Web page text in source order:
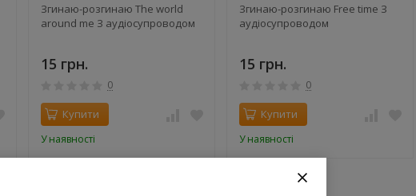
Згинаю-розгинаю The world
around me З аудіосупроводом
15 грн.
0
Купити
У наявності
Згинаю-розгинаю Free time З
аудіосупроводом
15 грн.
0
Купити
У наявності